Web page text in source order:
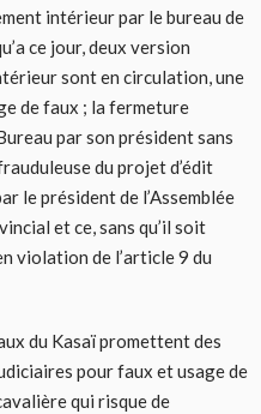
intérieur par le bureau de
ce jour, deux version
sont en circulation, une
de faux ; la fermeture
par son président sans
du projet d’édit
le président de l’Assemblée
et ce, sans qu’il soit
violation de l’article 9 du
du Kasaï promettent des
pour faux et usage de
qui risque de